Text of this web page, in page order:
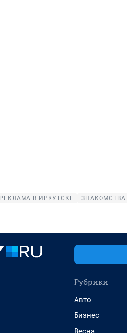
РЕКЛАМА В ИРКУТСКЕ ЗНАКОМСТВА
Рубрики
Авто
Бизнес
Весна